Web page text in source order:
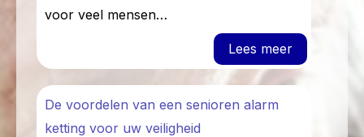
voor veel mensen…
Lees meer: Een
De voordelen van een senioren alarm
ketting voor uw veiligheid